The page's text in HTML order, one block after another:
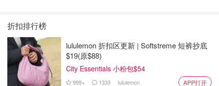
Segway Ninebot eKickScooter E2 Pro: $450
折扣排行榜
lululemon 折扣区更新 | Softstreme 短裤抄底
$19(原$88)
City Essentials 小粉包$54
999+ 1333 lululemon APP打开